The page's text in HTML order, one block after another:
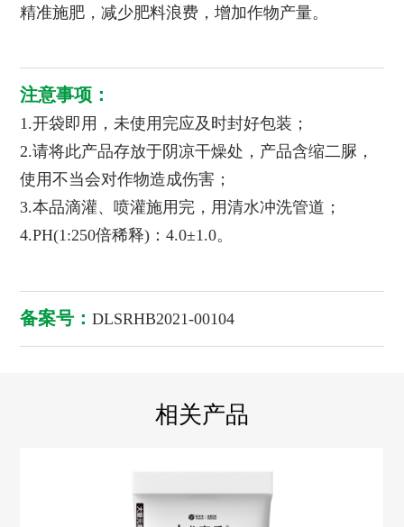
精准施肥，减少肥料浪费，增加作物产量。
注意事项：
1.开袋即用，未使用完应及时封好包装；
2.请将此产品存放于阴凉干燥处，产品含缩二脲，
使用不当会对作物造成伤害；
3.本品滴灌、喷灌施用完，用清水冲洗管道；
4.PH(1:250倍稀释)：4.0±1.0。
备案号：DLSRHB2021-00104
相关产品